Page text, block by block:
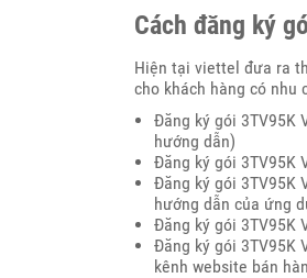
Cách đăng ký
Hiện tại viettel đưa ra
cho khách hàng có nhu
Đăng ký gói 3TV95K
hướng dẫn)
Đăng ký gói 3TV95K
Đăng ký gói 3TV95K
hướng dẫn của ứng
Đăng ký gói 3TV95K
Đăng ký gói 3TV95K
kênh website bán